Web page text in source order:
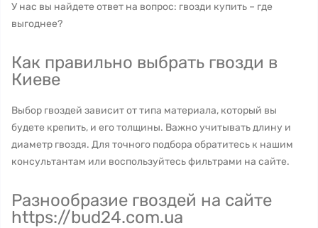
У нас вы найдете ответ на вопрос: гвозди купить – где
выгоднее?
Как правильно выбрать гвозди в
Киеве
Выбор гвоздей зависит от типа материала, который вы
будете крепить, и его толщины. Важно учитывать длину и
диаметр гвоздя. Для точного подбора обратитесь к нашим
консультантам или воспользуйтесь фильтрами на сайте.
Разнообразие гвоздей на сайте
https://bud24.com.ua